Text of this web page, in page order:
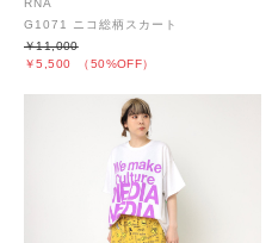
RNA
G1071 ニコ総柄スカート
￥5,500 （50%OFF）
￥11,000